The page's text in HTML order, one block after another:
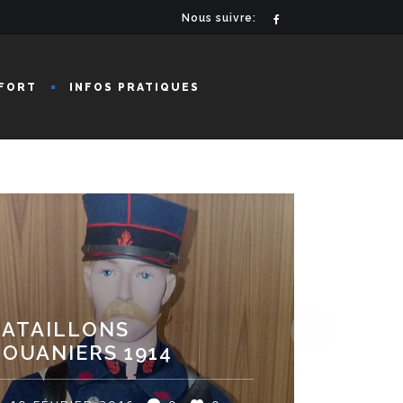
Nous suivre:
INFOS PRATIQUES
1914